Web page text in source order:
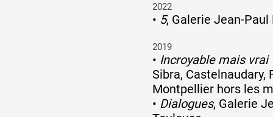
2022
• 5, Galerie Jean-Paul
2019
• Incroyable mais vrai
Sibra, Castelnaudary,
Montpellier hors les
• Dialogues, Galerie